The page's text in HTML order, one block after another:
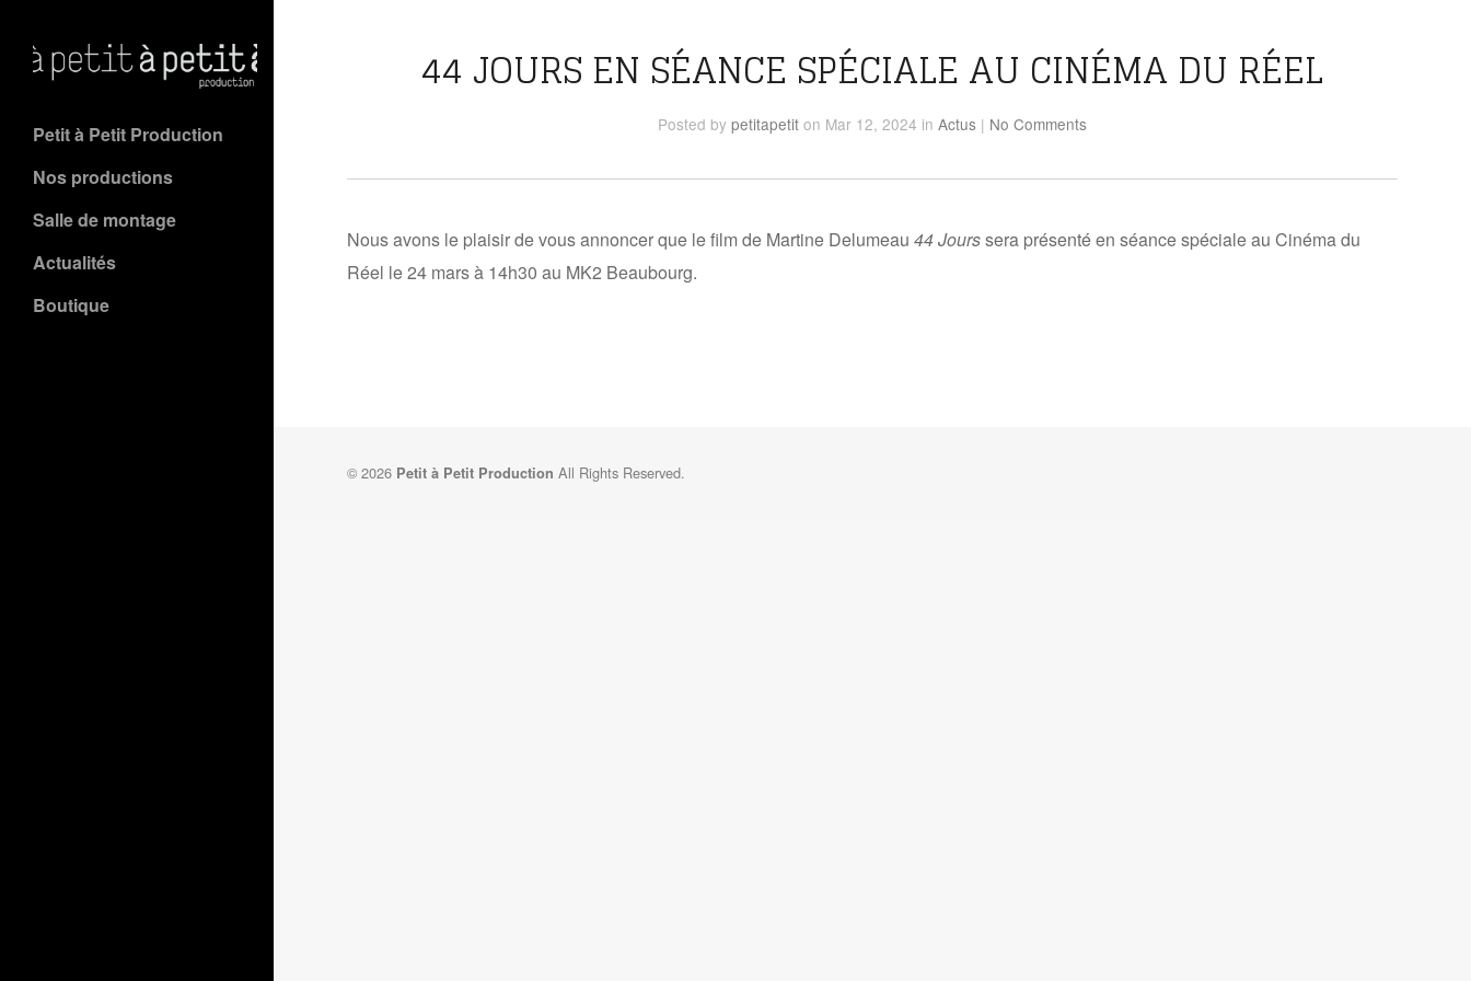
Petit à Petit Production
Nos productions
Salle de montage
Actualités
Boutique
44 JOURS EN SÉANCE SPÉCIALE AU CINÉMA DU RÉEL
Posted by petitapetit on Mar 12, 2024 in Actus | No Comments
Nous avons le plaisir de vous annoncer que le film de Martine Delumeau 44 Jourssera présenté en séance spéciale au Cinéma du
Réel le 24 mars à 14h30 au MK2 Beaubourg.
© 2026 Petit à Petit Production All Rights Reserved.